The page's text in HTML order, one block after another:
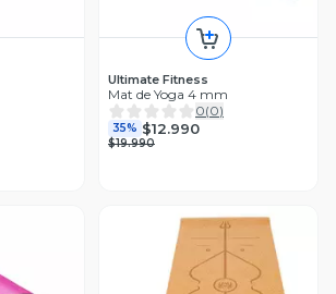
Ultimate Fitness
Mat de Yoga 4 mm
0(0)
35% $12.990
$19.990